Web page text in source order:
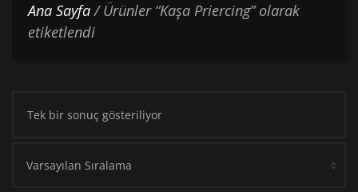
Ana Sayfa/ Ürünler “Kaşa Priercing” olarak
etiketlendi
Tek bir sonuç gösteriliyor